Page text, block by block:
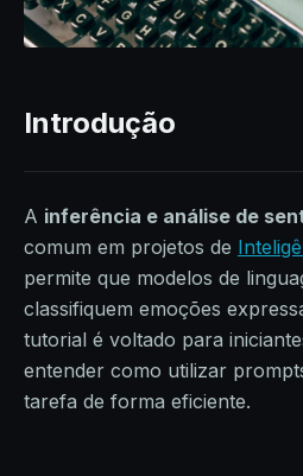
Introdução
A inferência e análise de
comum em projetos de
permite que modelos de
classifiquem emoções
tutorial é voltado para
entender como utilizar
tarefa de forma eficiente.